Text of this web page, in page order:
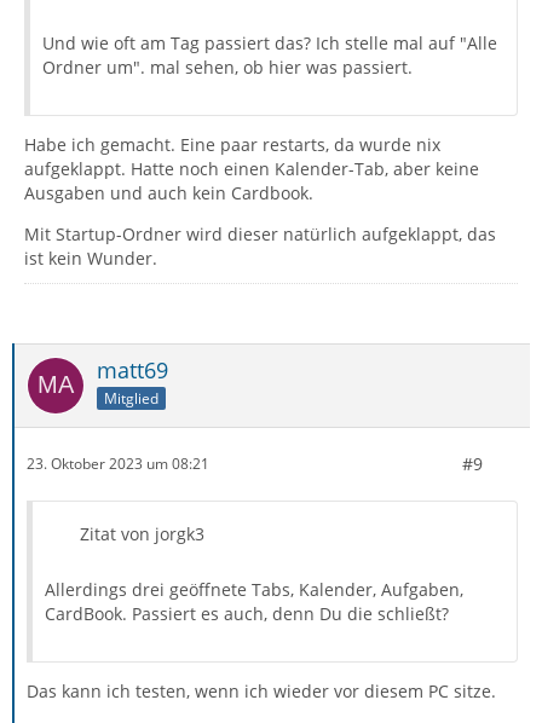
Und wie oft am Tag passiert das? Ich stelle mal auf "Alle
Ordner um". mal sehen, ob hier was passiert.
Habe ich gemacht. Eine paar restarts, da wurde nix
aufgeklappt. Hatte noch einen Kalender-Tab, aber keine
Ausgaben und auch kein Cardbook.
Mit Startup-Ordner wird dieser natürlich aufgeklappt, das
ist kein Wunder.
matt69
Mitglied
23. Oktober 2023 um 08:21 #9
Zitat von jorgk3
Allerdings drei geöffnete Tabs, Kalender, Aufgaben,
CardBook. Passiert es auch, denn Du die schließt?
Das kann ich testen, wenn ich wieder vor diesem PC sitze.